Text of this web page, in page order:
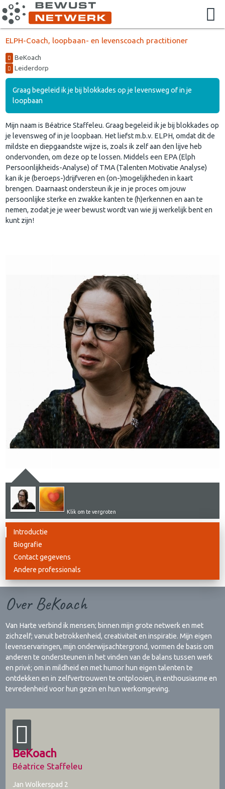
ELPH-Coach, loopbaan- en levenscoach practitioner
BeKoach
Leiderdorp
Graag begeleid ik je bij blokkades op je levensweg of in je
loopbaan
Mijn naam is Béatrice Staffeleu. Graag begeleid ik je bij blokkades op
je levensweg of in je loopbaan. Het liefst m.b.v. ELPH, omdat dit de
mildste en diepgaandste wijze is, zoals ik zelf aan den lijve heb
ondervonden, om deze op te lossen. Middels een EPA (Elph
Persoonlijkheids-Analyse) of TMA (Talenten Motivatie Analyse)
kan ik je (beroeps-)drijfveren en (on-)mogelijkheden in kaart
brengen. Daarnaast ondersteun ik je in je proces om jouw
persoonlijke sterke en zwakke kanten te (h)erkennen en aan te
nemen, zodat je je weer bewust wordt van wie jij werkelijk bent en
kunt zijn!
Klik om te vergroten
Introductie
Biografie
Contact gegevens
Andere professionals
Over BeKoach
Van Harte verbind ik mensen; binnen mijn grote netwerk en met
zichzelf; vanuit betrokkenheid, creativiteit en inspiratie. Mijn eigen
levenservaringen, mijn onderwijsachtergrond, vormen de basis om
anderen te ondersteunen in het vinden van de balans tussen werk
en privé; om in mildheid en met humor hun eigen talenten te
ontdekken en in zelfvertrouwen te ontplooien, in enthousiasme en
tevredenheid voor hun gezin en hun werkomgeving.
BeKoach
Béatrice Staffeleu
Jan Wolkerspad 2